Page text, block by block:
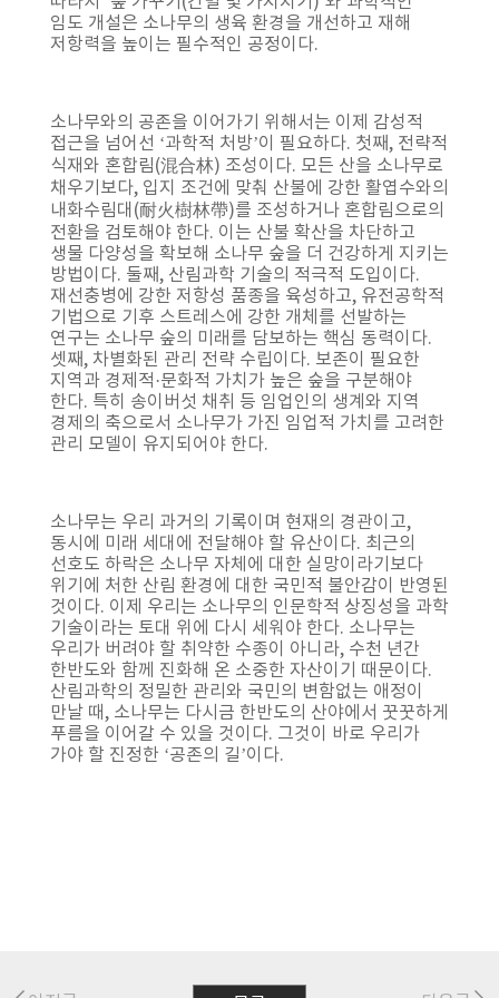
임도 개설은 소나무의 생육 환경을 개선하고 재해
저항력을 높이는 필수적인 공정이다.
소나무와의 공존을 이어가기 위해서는 이제 감성적
접근을 넘어선 ‘과학적 처방’이 필요하다. 첫째, 전략적
식재와 혼합림(混合林) 조성이다. 모든 산을 소나무로
채우기보다, 입지 조건에 맞춰 산불에 강한 활엽수와의
내화수림대(耐火樹林帶)를 조성하거나 혼합림으로의
전환을 검토해야 한다. 이는 산불 확산을 차단하고
생물 다양성을 확보해 소나무 숲을 더 건강하게 지키는
방법이다. 둘째, 산림과학 기술의 적극적 도입이다.
재선충병에 강한 저항성 품종을 육성하고, 유전공학적
기법으로 기후 스트레스에 강한 개체를 선발하는
연구는 소나무 숲의 미래를 담보하는 핵심 동력이다.
셋째, 차별화된 관리 전략 수립이다. 보존이 필요한
지역과 경제적·문화적 가치가 높은 숲을 구분해야
한다. 특히 송이버섯 채취 등 임업인의 생계와 지역
경제의 축으로서 소나무가 가진 임업적 가치를 고려한
관리 모델이 유지되어야 한다.
소나무는 우리 과거의 기록이며 현재의 경관이고,
동시에 미래 세대에 전달해야 할 유산이다. 최근의
선호도 하락은 소나무 자체에 대한 실망이라기보다
위기에 처한 산림 환경에 대한 국민적 불안감이 반영된
것이다. 이제 우리는 소나무의 인문학적 상징성을 과학
기술이라는 토대 위에 다시 세워야 한다. 소나무는
우리가 버려야 할 취약한 수종이 아니라, 수천 년간
한반도와 함께 진화해 온 소중한 자산이기 때문이다.
산림과학의 정밀한 관리와 국민의 변함없는 애정이
만날 때, 소나무는 다시금 한반도의 산야에서 꿋꿋하게
푸름을 이어갈 수 있을 것이다. 그것이 바로 우리가
가야 할 진정한 ‘공존의 길’이다.